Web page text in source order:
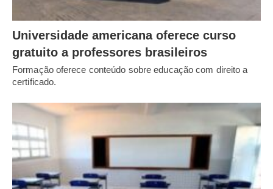
Universidade americana oferece curso
gratuito a professores brasileiros
Formação oferece conteúdo sobre educação com direito a
certificado.